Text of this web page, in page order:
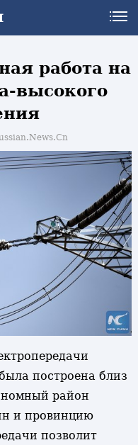
работа на
высокого
построена близ
район
и провинцию
позволит